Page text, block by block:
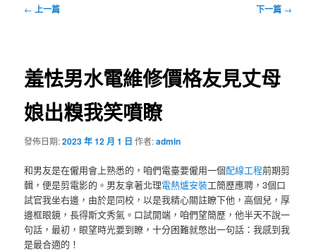
文
← 上一篇 下一篇 →
羞怯男水電維修價格友見丈母
娘出糗我笑噴瞭
發佈日期:2023 年 12 月 1 日 作者:admin
和男友是在僱用會上熟悉的，咱們電臺要僱用一個配線工程前期剪
輯，便是剪電影的。男友拿著北理電熱爐安裝工簡歷應聘，3個口
試官我坐右邊，由於是同校，以是我精心關註瞭下他，高個兒，厚
邊框眼鏡，長得斯文秀氣。口試開端，咱們望簡歷，他半天不說一
句話，最初，眼望時光要到瞭，十分困難就憋出一句話：我感到我
是最合適的！